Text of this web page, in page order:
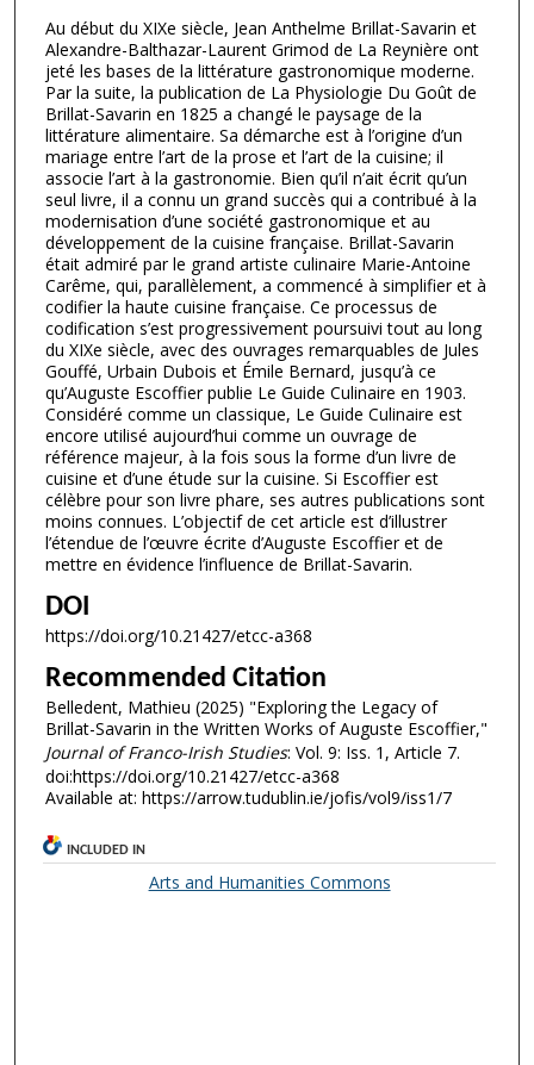
Au début du XIXe siècle, Jean Anthelme Brillat-Savarin et
Alexandre-Balthazar-Laurent Grimod de La Reynière ont
jeté les bases de la littérature gastronomique moderne.
Par la suite, la publication de La Physiologie Du Goût de
Brillat-Savarin en 1825 a changé le paysage de la
littérature alimentaire. Sa démarche est à l’origine d’un
mariage entre l’art de la prose et l’art de la cuisine; il
associe l’art à la gastronomie. Bien qu’il n’ait écrit qu’un
seul livre, il a connu un grand succès qui a contribué à la
modernisation d’une société gastronomique et au
développement de la cuisine française. Brillat-Savarin
était admiré par le grand artiste culinaire Marie-Antoine
Carême, qui, parallèlement, a commencé à simplifier et à
codifier la haute cuisine française. Ce processus de
codification s’est progressivement poursuivi tout au long
du XIXe siècle, avec des ouvrages remarquables de Jules
Gouffé, Urbain Dubois et Émile Bernard, jusqu’à ce
qu’Auguste Escoffier publie Le Guide Culinaire en 1903.
Considéré comme un classique, Le Guide Culinaire est
encore utilisé aujourd’hui comme un ouvrage de
référence majeur, à la fois sous la forme d’un livre de
cuisine et d’une étude sur la cuisine. Si Escoffier est
célèbre pour son livre phare, ses autres publications sont
moins connues. L’objectif de cet article est d’illustrer
l’étendue de l’œuvre écrite d’Auguste Escoffier et de
mettre en évidence l’influence de Brillat-Savarin.
DOI
https://doi.org/10.21427/etcc-a368
Recommended Citation
Belledent, Mathieu (2025) "Exploring the Legacy of
Brillat-Savarin in the Written Works of Auguste Escoffier,"
Journal of Franco-Irish Studies: Vol. 9: Iss. 1, Article 7.
doi:https://doi.org/10.21427/etcc-a368
Available at: https://arrow.tudublin.ie/jofis/vol9/iss1/7
INCLUDED IN
Arts and Humanities Commons